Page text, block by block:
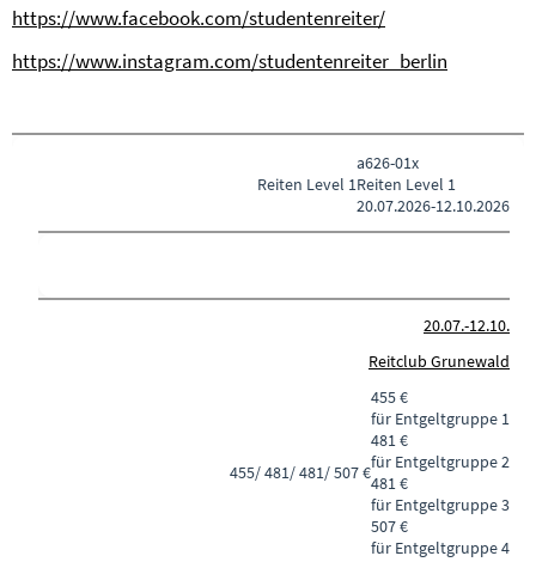
https://www.facebook.com/studentenreiter/
https://www.instagram.com/studentenreiter_berlin
Reiten Level 1
a626-01x
Reiten Level 1
20.07.2026-12.10.2026
20.07.-12.10.
Reitclub Grunewald
455/ 481/ 481/ 507 €
455 €
für Entgeltgruppe 1
481 €
für Entgeltgruppe 2
481 €
für Entgeltgruppe 3
507 €
für Entgeltgruppe 4